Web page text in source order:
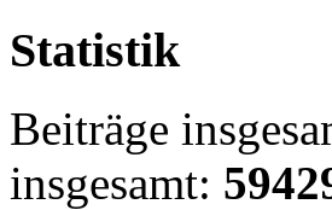
Statistik
Beiträge
insgesamt: